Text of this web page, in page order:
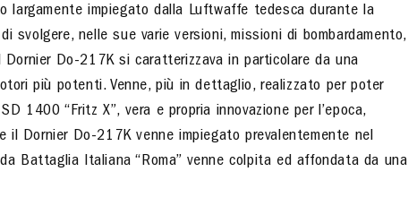
largamente impiegato dalla Luftwaffe tedesca durante la
svolgere, nelle sue varie versioni, missioni di bombardamento,
Do-217K si caratterizzava in particolare da una
più potenti. Venne, più in dettaglio, realizzato per poter
1400 “Fritz X”, vera e propria innovazione per l’epoca,
il Dornier Do-217K venne impiegato prevalentemente nel
Battaglia Italiana “Roma” venne colpita ed affondata da una